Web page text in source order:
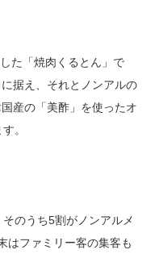
た「焼肉くるとん」で
据え、それとノンアルの
産の「美酢」を使ったオ
。
のうち5割がノンアルメ
はファミリー客の集客も